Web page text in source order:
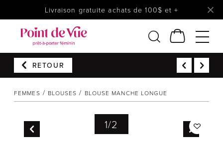
Livraison gratuite achats de 100$ et +
Lingerie
Accessoires
Chaussures
RETOUR
FEMMES BLOUSES BLOUSE MANCHE LONGUE
1/2